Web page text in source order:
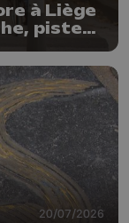
à Liège
pistes
20/07/2026